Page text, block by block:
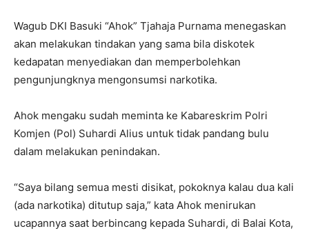
Wagub DKI Basuki “Ahok” Tjahaja Purnama menegaskan
akan melakukan tindakan yang sama bila diskotek
kedapatan menyediakan dan memperbolehkan
pengunjungknya mengonsumsi narkotika.
Ahok mengaku sudah meminta ke Kabareskrim Polri
Komjen (Pol) Suhardi Alius untuk tidak pandang bulu
dalam melakukan penindakan.
“Saya bilang semua mesti disikat, pokoknya kalau dua kali
(ada narkotika) ditutup saja,” kata Ahok menirukan
ucapannya saat berbincang kepada Suhardi, di Balai Kota,